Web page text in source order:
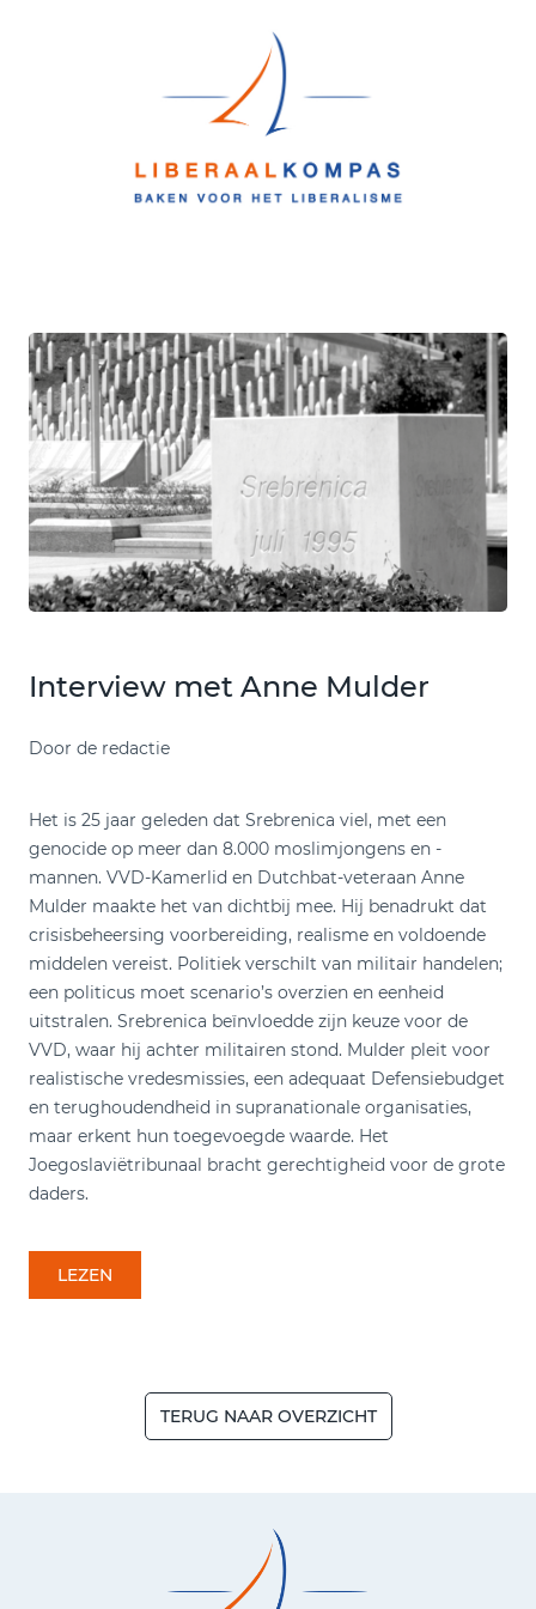
Interview met Anne Mulder
Door de redactie
Het is 25 jaar geleden dat Srebrenica viel, met een
genocide op meer dan 8.000 moslimjongens en -
mannen. VVD-Kamerlid en Dutchbat-veteraan Anne
Mulder maakte het van dichtbij mee. Hij benadrukt dat
crisisbeheersing voorbereiding, realisme en voldoende
middelen vereist. Politiek verschilt van militair handelen;
een politicus moet scenario’s overzien en eenheid
uitstralen. Srebrenica beïnvloedde zijn keuze voor de
VVD, waar hij achter militairen stond. Mulder pleit voor
realistische vredesmissies, een adequaat Defensiebudget
en terughoudendheid in supranationale organisaties,
maar erkent hun toegevoegde waarde. Het
Joegoslaviëtribunaal bracht gerechtigheid voor de grote
daders.
LEZEN
TERUG NAAR OVERZICHT